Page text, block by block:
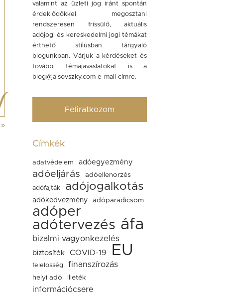
»
valamint az üzleti jog iránt spontán
érdeklődőkkel megosztani
rendszeresen frissülő, aktuális
adójogi és kereskedelmi jogi témákat
érthető stílusban tárgyaló
blogunkban. Várjuk a kérdéseket és
további témajavaslatokat is a
blog@jalsovszky.com e-mail címre.
Feliratkozom
Címkék
adatvédelem adóegyezmény
adóeljárás adóellenorzés
adófajták adójogalkotás
adókedvezmény adóparadicsom
adóper
adótervezés áfa
bizalmi vagyonkezelés
biztosíték COVID-19 EU
felelosség finanszírozás
helyi adó illeték
információcsere